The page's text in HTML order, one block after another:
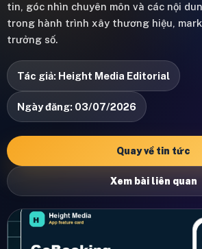
tin, góc nhìn chuyên môn và các nội
trong hành trình xây thương hiệu,
trưởng số.
Tác giả: Height Media Editorial
Ngày đăng: 03/07/2026
Quay về tin tức
Xem bài liên quan